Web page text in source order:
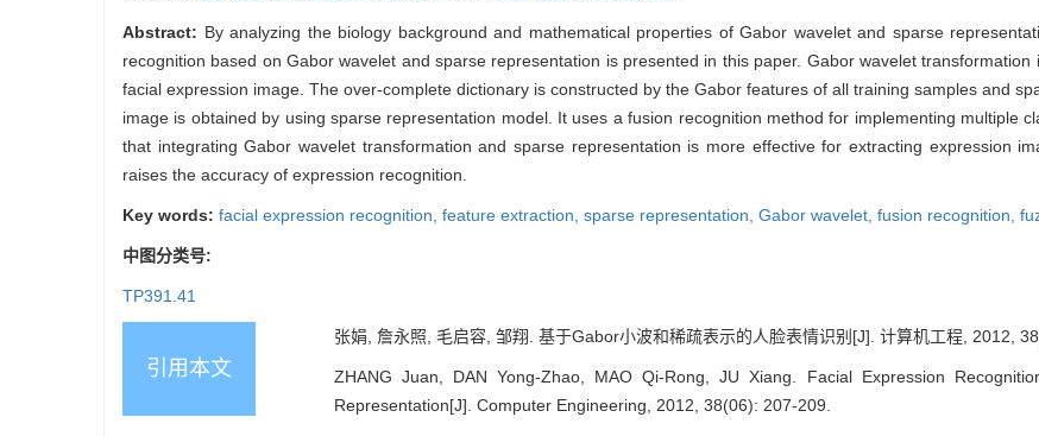
Abstract: By analyzing the biology background and mathematical properties of Gabor wavelet and sparse
recognition based on Gabor wavelet and sparse representation is presented in this paper. Gabor wavelet
facial expression image. The over-complete dictionary is constructed by the Gabor features of all training samples and
image is obtained by using sparse representation model. It uses a fusion recognition method for implementing multiple
that integrating Gabor wavelet transformation and sparse representation is more effective for extracting expression
raises the accuracy of expression recognition.
Key words: facial expression recognition, feature extraction, sparse representation, Gabor wavelet, fusion recognition,
中图分类号:
TP391.41
引用本文
张娟, 詹永照, 毛启容, 邹翔. 基于Gabor小波和稀疏表示的人脸表情识别[J]. 计算机工程, 2012,
ZHANG Juan, DAN Yong-Zhao, MAO Qi-Rong, JU Xiang. Facial Expression
Representation[J]. Computer Engineering, 2012, 38(06): 207-209.